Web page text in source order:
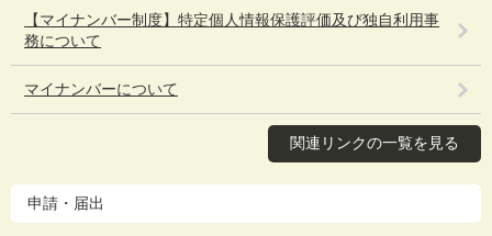
【マイナンバー制度】特定個人情報保護評価及び独自利用事
務について
マイナンバーについて
関連リンクの一覧を見る
申請・届出